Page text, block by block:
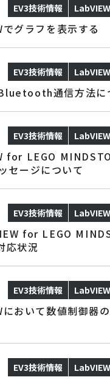
EV3技術情報 LabVIEW
グラフを表示する
EV3技術情報 LabVIEW
通信方法に
EV3技術情報 LabVIEW
for LEGO
セージについて
EV3技術情報 LabVIEW
for LEGO
応状況
EV3技術情報 LabVIEW
おいて数値制御器
EV3技術情報 LabVIEW